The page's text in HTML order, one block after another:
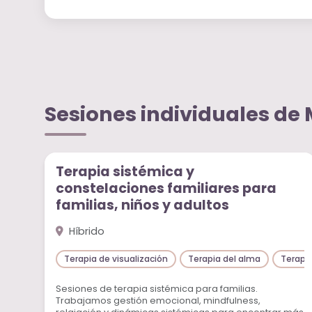
Sesiones individuales de
Sesiones individuales
Terapia sistémica y
constelaciones familiares para
familias, niños y adultos
Híbrido
Terapia de visualización Terapia del alma
Sesiones de terapia sistémica para familias.
Trabajamos gestión emocional, mindfulness,